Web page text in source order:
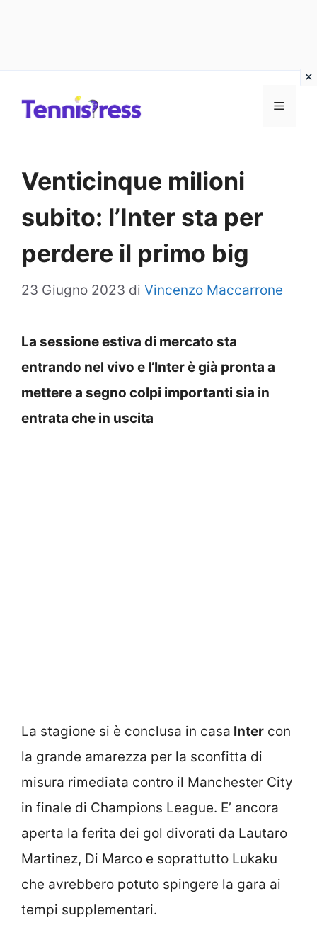
MENU
Venticinque milioni
subito: l’Inter sta per
perdere il primo big
23 Giugno 2023 di Vincenzo Maccarrone
La sessione estiva di mercato sta
entrando nel vivo e l’Inter è già pronta a
mettere a segno colpi importanti sia in
entrata che in uscita
La stagione si è conclusa in casa Inter con
la grande amarezza per la sconfitta di
misura rimediata contro il Manchester City
in finale di Champions League. E’ ancora
aperta la ferita dei gol divorati da Lautaro
Martinez, Di Marco e soprattutto Lukaku
che avrebbero potuto spingere la gara ai
tempi supplementari.